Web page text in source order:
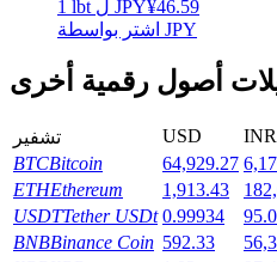
على مكافآت تنافسية يوميًا
1 lbt ل JPY¥46.59
اشتر بواسطة JPY
أصول رقمية أخرى
تشفير USD INR
BTCBitcoin 64,929.27
ETHEthereum 1,913.43
USDTTether USDt 0.99934
BNBBinance Coin 592.33